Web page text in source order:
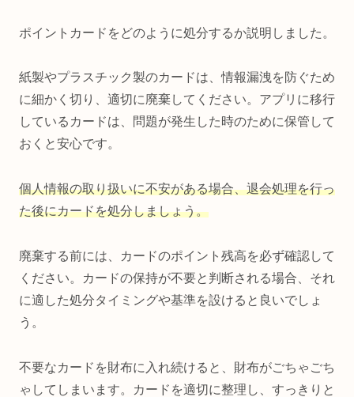
ポイントカードをどのように処分するか説明しました。
紙製やプラスチック製のカードは、情報漏洩を防ぐため
に細かく切り、適切に廃棄してください。 アプリに移行
しているカードは、問題が発生した時のために保管して
おくと安心です。
個人情報の取り扱いに不安がある場合、退会処理を行っ
た後にカードを処分しましょう。
廃棄する前には、カードのポイント残高を必ず確認して
ください。
カードの保持が不要と判断される場合、それ
に適した処分タイミングや基準を設けると良いでしょ
う。
不要なカードを財布に入れ続けると、財布がごちゃごち
ゃしてしまいます。カードを適切に整理し、すっきりと